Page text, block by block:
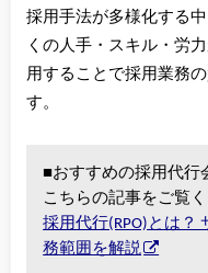
採用手法が多様化する
くの人手・スキル・労
用することで採用業務
す。
■おすすめの採用代行
こちらの記事をご覧く
採用代行(RPO)とは？
務範囲を解説